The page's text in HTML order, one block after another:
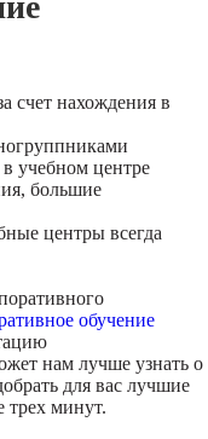
счет нахождения в
учебном центре
большие
центры всегда
обучение
нам лучше узнать о
для вас лучшие
трех минут.